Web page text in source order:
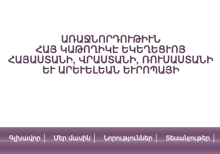
ԱՌԱՋՆՈՐԴՈՒԹԻՒՆ
ՀԱՅ ԿԱԹՈՂԻԿԷ ԵԿԵՂԵՑՒՈՅ
ՀԱՅԱՍՏԱՆԻ, ՎՐԱՍՏԱՆԻ, ՌՈՒՍԱՍՏԱՆԻ
ԵՒ ԱՐԵՒԵԼԵԱՆ ԵՒՐՈՊԱՅԻ
Գլխավոր Մեր մասին Նորություններ Տեսանյութեր